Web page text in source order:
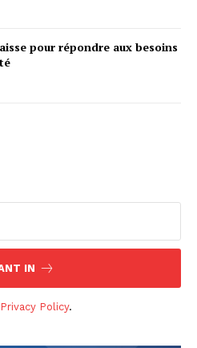
pour répondre aux besoins
IN
Privacy Policy.